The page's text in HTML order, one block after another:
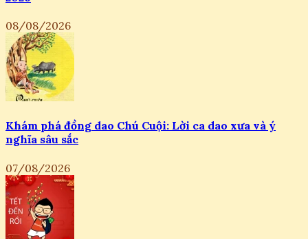
08/08/2026
Khám phá đồng dao Chú Cuội: Lời ca dao xưa và ý
nghĩa sâu sắc
07/08/2026